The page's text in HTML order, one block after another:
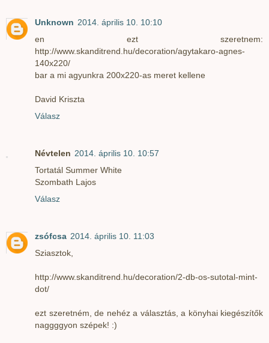
Unknown 2014. április 10. 10:10
en ezt szeretnem:
http://www.skanditrend.hu/decoration/agytakaro-agnes-
140x220/
bar a mi agyunkra 200x220-as meret kellene
David Kriszta
Válasz
Névtelen 2014. április 10. 10:57
Tortatál Summer White
Szombath Lajos
Válasz
zsófcsa 2014. április 10. 11:03
Sziasztok,
http://www.skanditrend.hu/decoration/2-db-os-sutotal-mint-
dot/
ezt szeretném, de nehéz a választás, a könyhai kiegészítők
naggggyon szépek! :)